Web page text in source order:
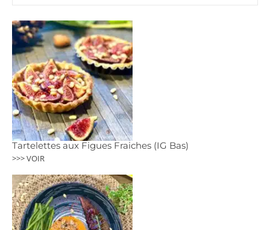
Tartelettes aux Figues Fraiches (IG Bas)
>>> VOIR